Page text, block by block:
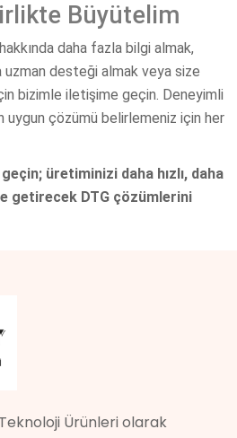
Büyütelim
daha fazla bilgi almak,
uzman desteği almak veya size
bizimle iletişime geçin. Deneyimli
uygun çözümü belirlemeniz için her
üretiminizi daha hızlı, daha
getirecek DTG çözümlerini
Ürünleri olarak